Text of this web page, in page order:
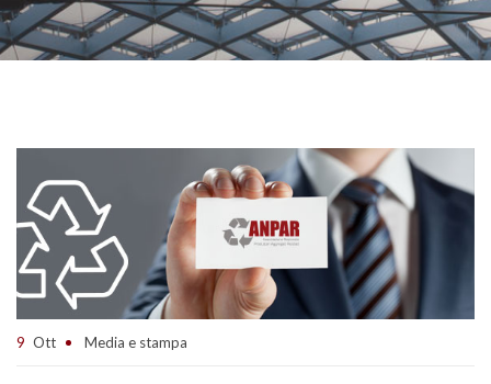
9 Ott Media e stampa